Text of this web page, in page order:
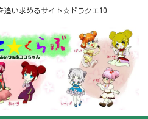
追い求めるサイト☆ドラクエ10